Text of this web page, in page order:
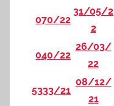
070/22
31/05/2
2
040/22
26/03/
22
5333/21
08/12/
21